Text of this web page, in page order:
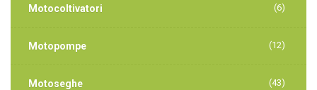
Motocoltivatori (6)
Motopompe (12)
Motoseghe (43)